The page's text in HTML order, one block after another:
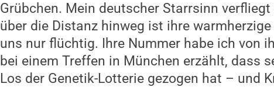
Grübchen. Mein deutscher Starrsinn
über die Distanz hinweg ist ihre
uns nur flüchtig. Ihre Nummer habe ich von
bei einem Treffen in München erzählt, dass
Los der Genetik-Lotterie gezogen hat – und